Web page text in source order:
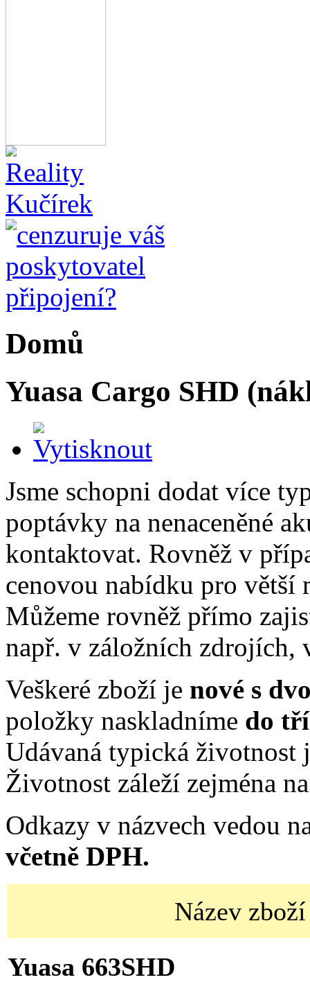
Domů
Yuasa Cargo SHD
Jsme schopni dodat více
poptávky na nenaceněné
kontaktovat. Rovněž v
cenovou nabídku pro větší
Můžeme rovněž přímo
např. v záložních zdrojích,
Veškeré zboží je nové s
položky naskladníme do
Udávaná typická životnost
Životnost záleží zejména
Odkazy v názvech vedou
včetně DPH.
Název zboží
Yuasa 663SHD